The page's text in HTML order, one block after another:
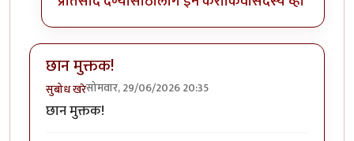
छान मुक्तक!
सुबोध खरेसोमवार, 29/06/2026 20:35
छान मुक्तक!